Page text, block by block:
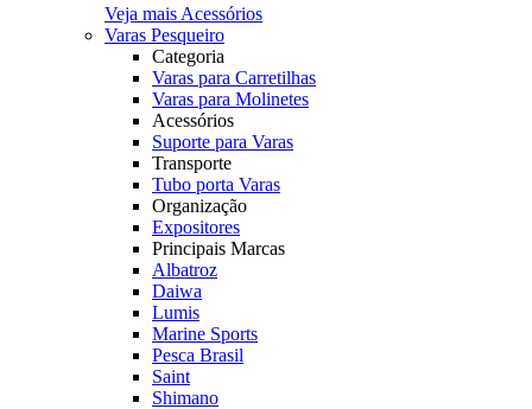
Veja mais Acessórios
Varas Pesqueiro
Categoria
Varas para Carretilhas
Varas para Molinetes
Acessórios
Suporte para Varas
Transporte
Tubo porta Varas
Organização
Expositores
Principais Marcas
Albatroz
Daiwa
Lumis
Marine Sports
Pesca Brasil
Saint
Shimano